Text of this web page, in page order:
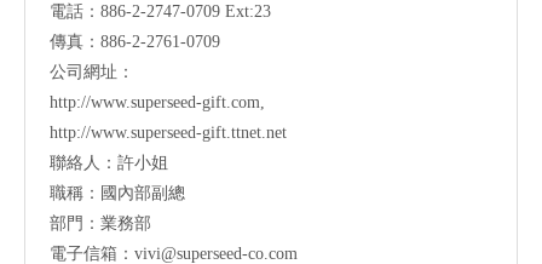
電話：886-2-2747-0709 Ext:23
傳真：886-2-2761-0709
公司網址：
http://www.superseed-gift.com
http://www.superseed-gift.ttnet.net
聯絡人：許小姐
職稱：國內部副總
部門：業務部
電子信箱： vivi@superseed-co.com